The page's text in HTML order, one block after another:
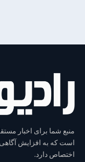
منبع شما برای اخبار
است که به افزایش
اختصاص دارد.